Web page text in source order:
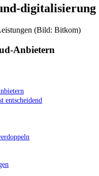
digitalisierung
(Bild: Bitkom)
Anbietern
entscheidend